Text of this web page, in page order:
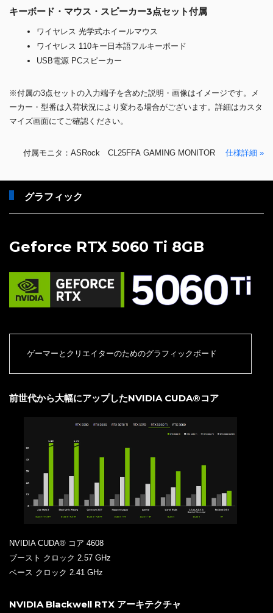
キーボード・マウス・スピーカー3点セット付属
ワイヤレス 光学式ホイールマウス
ワイヤレス 110キー日本語フルキーボード
USB電源 PCスピーカー
※付属の3点セットの入力端子を含めた説明・画像はイメージです。メ
ーカー・型番は入荷状況により変わる場合がございます。詳細はカスタ
マイズ画面にてご確認ください。
付属モニタ：ASRock CL25FFA GAMING MONITOR 仕様詳細 »
グラフィック
Geforce RTX 5060 Ti 8GB
ゲーマーとクリエイターのためのグラフィックボード
前世代から大幅にアップしたNVIDIA CUDA®コア
NVIDIA CUDA® コア 4608
ブースト クロック 2.57 GHz
ベース クロック 2.41 GHz
NVIDIA Blackwell RTX アーキテクチャ